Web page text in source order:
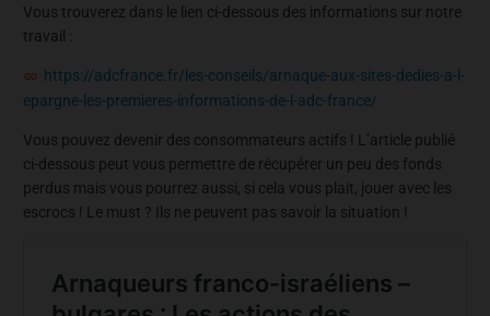
Vous trouverez dans le lien ci-dessous des informations sur notre
travail :
https://adcfrance.fr/les-conseils/arnaque-aux-sites-dedies-a-l-
epargne-les-premieres-informations-de-l-adc-france/
Vous pouvez devenir des consommateurs actifs ! L’article publié
ci-dessous peut vous permettre de récupérer un peu des fonds
perdus mais vous pourrez aussi, si cela vous plait, jouer avec les
escrocs ! Le must ? Ils ne peuvent pas savoir la situation !